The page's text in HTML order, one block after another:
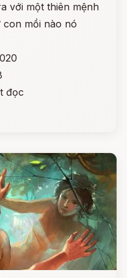
với một thiên mệnh
mồi nào nó
đọc